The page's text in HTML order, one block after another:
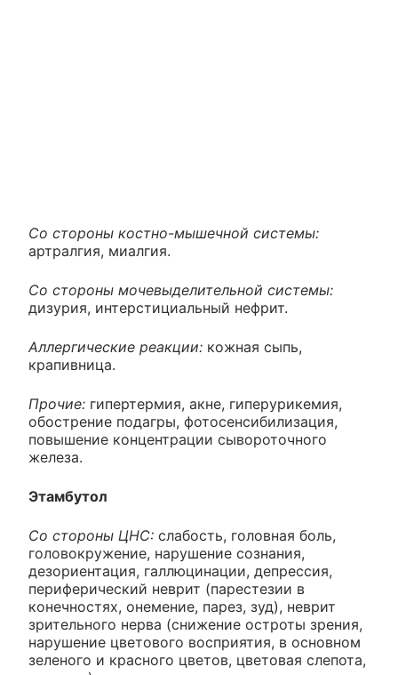
Со стороны костно-мышечной системы:
артралгия, миалгия.
Со стороны мочевыделительной системы:
дизурия, интерстициальный нефрит.
Аллергические реакции: кожная сыпь,
крапивница.
Прочие: гипертермия, акне, гиперурикемия,
обострение подагры, фотосенсибилизация,
повышение концентрации сывороточного
железа.
Этамбутол
Со стороны ЦНС: слабость, головная боль,
головокружение, нарушение сознания,
дезориентация, галлюцинации, депрессия,
периферический неврит (парестезии в
конечностях, онемение, парез, зуд), неврит
зрительного нерва (снижение остроты зрения,
нарушение цветового восприятия, в основном
зеленого и красного цветов, цветовая слепота,